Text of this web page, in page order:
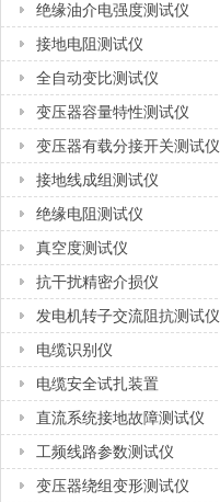
绝缘油介电强度测试仪
接地电阻测试仪
全自动变比测试仪
变压器容量特性测试仪
变压器有载分接开关测试仪
接地线成组测试仪
绝缘电阻测试仪
真空度测试仪
抗干扰精密介损仪
发电机转子交流阻抗测试仪
电缆识别仪
电缆安全试扎装置
直流系统接地故障测试仪
工频线路参数测试仪
变压器绕组变形测试仪